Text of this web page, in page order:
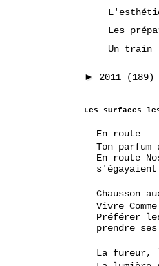
Les
Un train
► 2011 (189)
Les surfaces
En route
Ton
En route
Chausson
Vivre
Préférer
prendre
La fureur,